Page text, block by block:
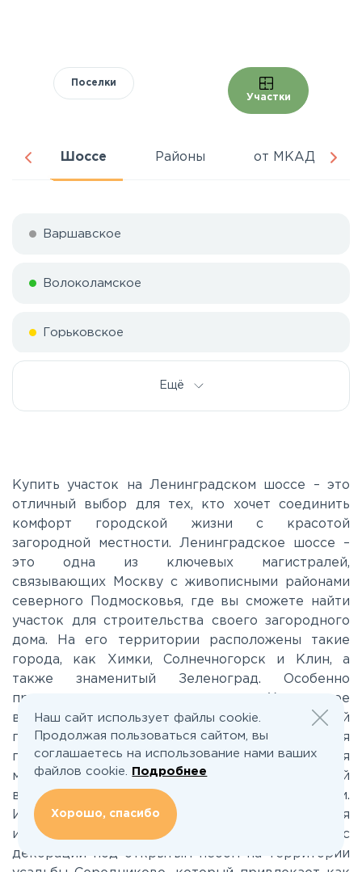
Поселки
Участки
Шоссе Районы от МКАД
Варшавское
Волоколамское
Горьковское
Калужское
Каширское
Киевское
Ленинградское
Лихачевское
Можайское
Ещё
Купить участок на Ленинградском шоссе – это
отличный выбор для тех, кто хочет соединить
комфорт городской жизни с красотой
загородной местности. Ленинградское шоссе –
это одна из ключевых магистралей,
связывающих Москву с живописными районами
северного Подмосковья, где вы сможете найти
участок для строительства своего загородного
дома. На его территории расположены такие
города, как Химки, Солнечногорск и Клин, а
также знаменитый Зеленоград. Особенно
привлекает внимание Химкинское
водохранилище, которое представляет собой
прекрасное место для отдыха и наслаждения
природой. На севере водохранилища находится
мост Ленинградского шоссе, открывающий
восхитительные виды на окружающие пейзажи.
Интересной достопримечательностью является
и киногород Piligrim Porto — комплекс
декораций под открытым небом на территории
Наш сайт использует файлы cookie.
Продолжая пользоваться сайтом, вы
соглашаетесь на использование нами ваших
файлов cookie.
Подробнее
Хорошо, спасибо